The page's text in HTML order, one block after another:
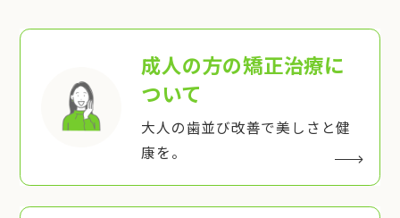
成人の方の矯正治療に
ついて
大人の歯並び改善で美しさと健
康を。